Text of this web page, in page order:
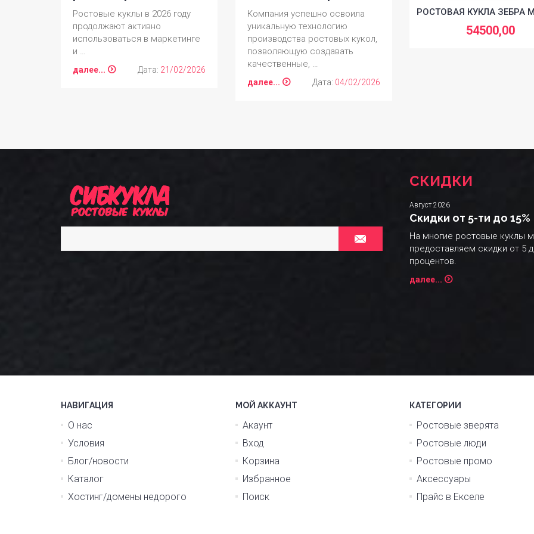
Ростовые куклы в 2026 году
продолжают активно
использоваться в маркетинге
и …
далее... Дата: 21/02/2026
Компания успешно освоила
уникальную технологию
производства ростовых кукол,
позволяющую создавать
качественные, …
далее... Дата: 04/02/2026
ростовой куклы (маскота)
Создание уникального
персонажа становится
РОСТОВАЯ КУКЛА ЗЕБРА
54500,00
СКИДКИ
Август 2026
Скидки от 5-ти до 15%
На многие ростовые куклы
предоставляем скидки от 5
процентов.
далее...
НАВИГАЦИЯ
О нас
Условия
Блог/новости
Каталог
Хостинг/домены недорого
МОЙ АККАУНТ
Акаунт
Вход
Корзина
Избранное
Поиск
КАТЕГОРИИ
Ростовые зверята
Ростовые люди
Ростовые промо
Аксессуары
Прайс в Екселе